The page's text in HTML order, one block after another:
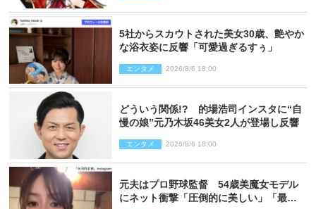
5社からスカウトされた美女30歳、艶やか
な浴衣姿に反響「可愛過ぎるすぅ」
エンタメ 2026/8/6 18:00
どういう関係!? 的場浩司インスタに“自
慢の娘”元乃木坂46美女2人が登場し反響
エンタメ 2026/8/6 18:00
元夫はプロ野球監督 54歳美魔女モデル
にネット衝撃「圧倒的に美しい」「最強